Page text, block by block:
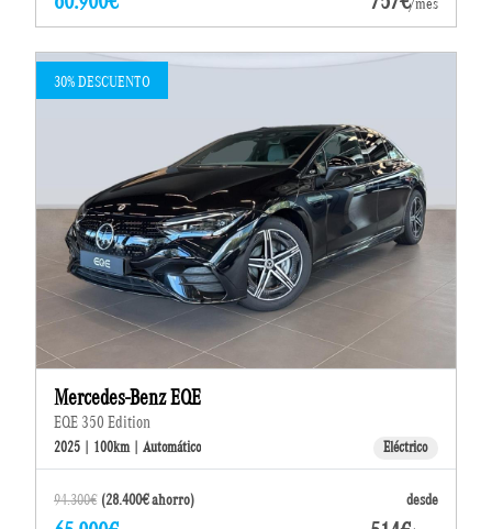
/mes
30% DESCUENTO
Mercedes-Benz EQE
EQE 350 Edition
2025 | 100km | Automático Eléctrico
94.300€ (28.400€ ahorro) desde